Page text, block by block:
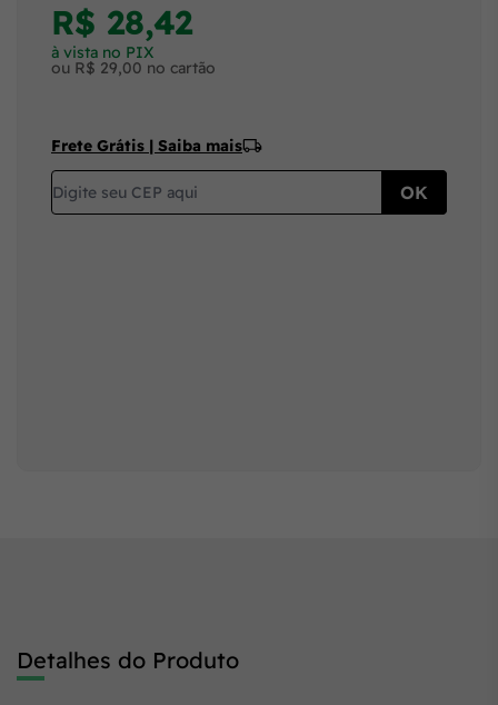
R$ 28,42
à vista no PIX
ou R$ 29,00 no cartão
Frete Grátis | Saiba mais
Detalhes do Produto